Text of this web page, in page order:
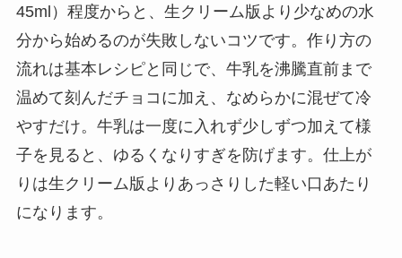
45ml）程度からと、生クリーム版より少なめの水
分から始めるのが失敗しないコツです。作り方の
流れは基本レシピと同じで、牛乳を沸騰直前まで
温めて刻んだチョコに加え、なめらかに混ぜて冷
やすだけ。牛乳は一度に入れず少しずつ加えて様
子を見ると、ゆるくなりすぎを防げます。仕上が
りは生クリーム版よりあっさりした軽い口あたり
になります。